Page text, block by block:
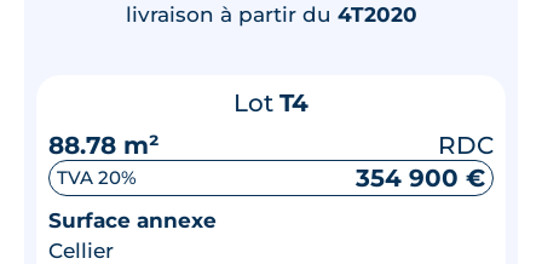
livraison à partir du 4T2020
Lot T4
88.78 m²
RDC
TVA 20% 354 900 €
Surface annexe
Cellier